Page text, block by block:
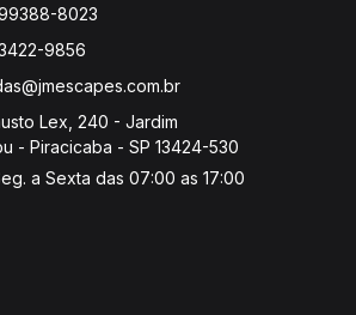
8023
9856
Lex, 240 - Jardim
- Piracicaba - SP 13424-530
a Sexta das 07:00 as 17:00